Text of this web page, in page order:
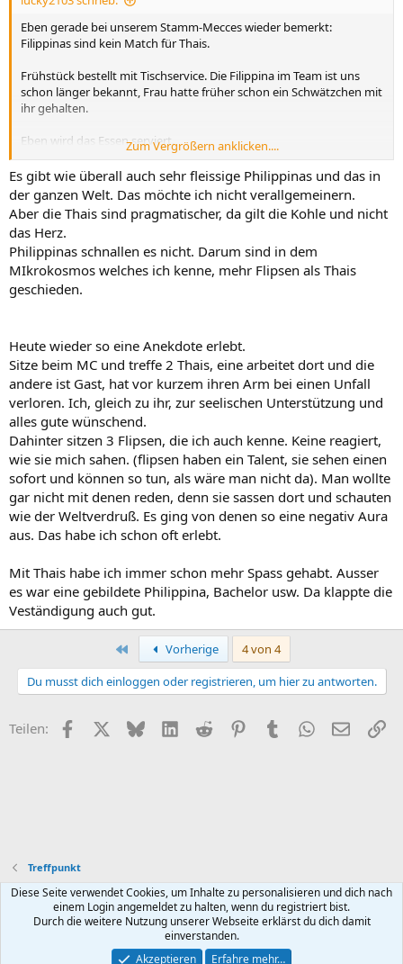
Eben gerade bei unserem Stamm-Mecces wieder bemerkt:
Filippinas sind kein Match für Thais.
Frühstück bestellt mit Tischservice. Die Filippina im Team ist uns
schon länger bekannt, Frau hatte früher schon ein Schwätzchen mit
ihr gehalten.
Eben wird das Essen serviert.
Die Pinay schafft es, ohne die Gäste anzusehen oder ein Wort zu
sagen das Tablet hinzustellen und zu gehen.
Bei uns im Restaurant hatten wir öfter mal Filippinas unter dem
Personal.
Die kamen regelmäßig zu spät und als sie dann doch kamen, haben
sie sich nicht entschuldigt und auch nicht Gas gegeben.
Stattdessen hab ich sie öfter bei einem Schwätzchen mit den Gästen
erwischt.
Keine Filippina konnte sich länger als 2 Monate halten.
Zum Vergrößern anklicken....
Es gibt wie überall auch sehr fleissige Philippinas und das in
der ganzen Welt. Das möchte ich nicht verallgemeinern.
Aber die Thais sind pragmatischer, da gilt die Kohle und nicht
das Herz.
Philippinas schnallen es nicht. Darum sind in dem
MIkrokosmos welches ich kenne, mehr Flipsen als Thais
geschieden.
Heute wieder so eine Anekdote erlebt.
Sitze beim MC und treffe 2 Thais, eine arbeitet dort und die
andere ist Gast, hat vor kurzem ihren Arm bei einen Unfall
verloren. Ich, gleich zu ihr, zur seelischen Unterstützung und
alles gute wünschend.
Dahinter sitzen 3 Flipsen, die ich auch kenne. Keine reagiert,
wie sie mich sahen. (flipsen haben ein Talent, sie sehen einen
sofort und können so tun, als wäre man nicht da). Man wollte
gar nicht mit denen reden, denn sie sassen dort und schauten
wie der Weltverdruß. Es ging von denen so eine negativ Aura
aus. Das habe ich schon oft erlebt.
Mit Thais habe ich immer schon mehr Spass gehabt. Ausser
es war eine gebildete Philippina, Bachelor usw. Da klappte die
Veständigung auch gut.
Erste Vorherige
4 von 4
Du musst dich einloggen oder registrieren, um hier zu antworten.
Teilen: FacebookX (Twitter)
BlueskyLinkedIn
Reddit PinterestTumblr WhatsApp
E-Mail
Treffpunkt
Default style
Deutsch (Du)
Datenschutz Hilfe und Impressum
®
Diese Seite verwendet Cookies, um Inhalte zu personalisieren und dich nach
einem Login angemeldet zu halten, wenn du registriert bist.
Durch die weitere Nutzung unserer Webseite erklärst du dich damit
einverstanden.
Akzeptieren
Erfahre mehr…